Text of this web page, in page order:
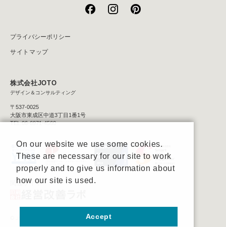
プライバシーポリシー
サイトマップ
株式会社JOTO
デザイン＆コンサルティング
〒537-0025
大阪市東成区中道3丁目1番1号
TEL:06-6971-4560
関連サイト
On our website we use some cookies.
These are necessary for our site to work
properly and to give us information about
how our site is used.
Accept